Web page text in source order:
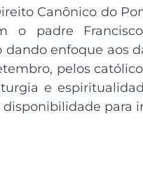
Canônico do
o padre
enfoque aos
pelos
e
para